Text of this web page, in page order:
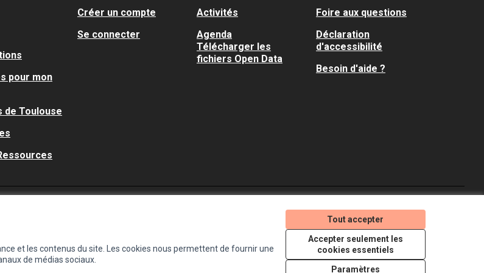
et les contenus du site. Les cookies nous permettent de fournir une
de médias sociaux.
Tout accepter
Accepter seulement les
cookies essentiels
Paramètres
pour mon
de Toulouse
Créer un compte
Se connecter
Activités
Agenda
Télécharger les
fichiers Open Data
Foire aux questions
Déclaration
d'accessibilité
Besoin d'aide ?
(Lien externe)
(Lien externe)
(Lien externe)
Licence Creative
(Lien externe)